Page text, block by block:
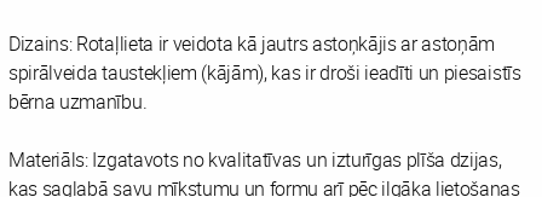
Dizains: Rotaļlieta ir veidota kā jautrs astoņkājis ar astoņām
spirālveida taustekļiem (kājām), kas ir droši ieadīti un piesaistīs
bērna uzmanību.
Materiāls: Izgatavots no kvalitatīvas un izturīgas plīša dzijas,
kas saglabā savu mīkstumu un formu arī pēc ilgāka lietošanas